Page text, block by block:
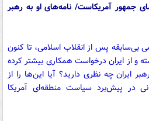
جمهور آمریکاست/ نامه‌های او به رهبر
بی‌سابقه پس از انقلاب اسلامی، تا کنون
و از ایران درخواست همکاری بیشتر کرده
ایران چه نظری دارید؟ آیا این‌ها را از
در پیش‌برد سیاست منطقه‌ای آمریکا